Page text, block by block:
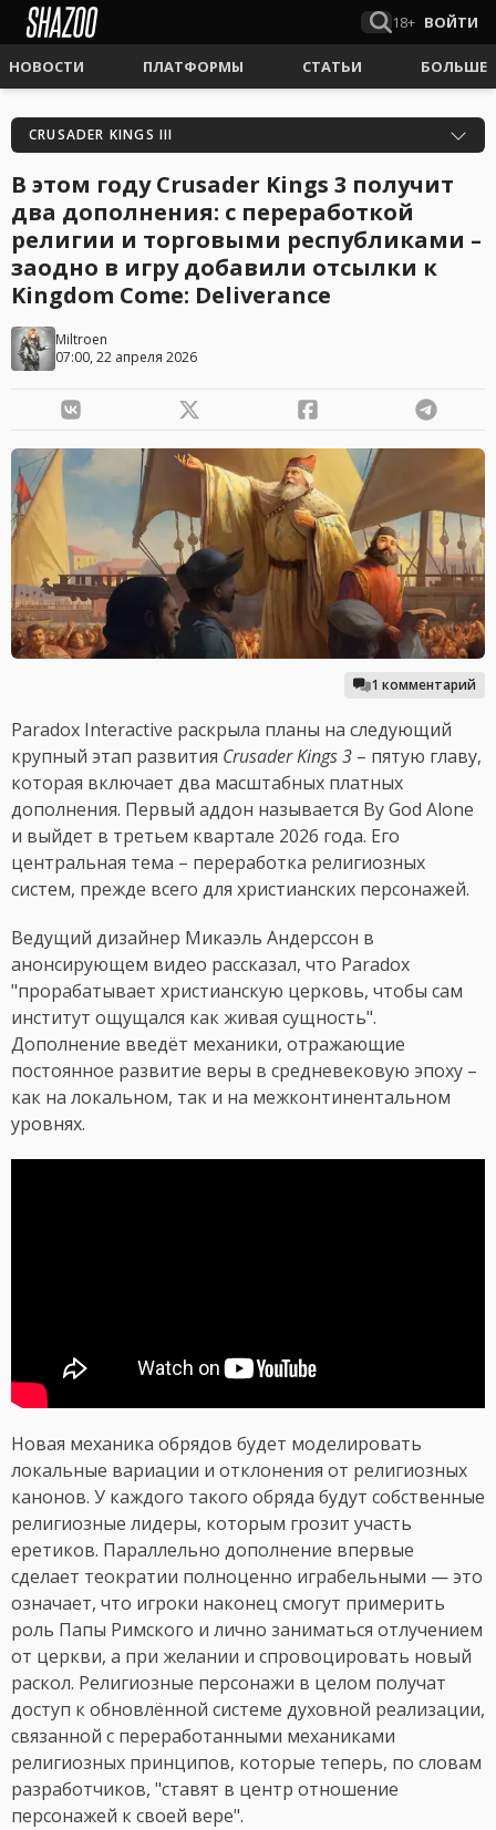
18+ ВОЙТИ
НОВОСТИ ПЛАТФОРМЫ СТАТЬИ БОЛЬШЕ
CRUSADER KINGS III
В этом году Crusader Kings 3 получит
два дополнения: с переработкой
религии и торговыми республиками –
заодно в игру добавили отсылки к
Kingdom Come: Deliverance
Miltroen
07:00, 22 апреля 2026
1 комментарий
Paradox Interactive раскрыла планы на следующий
крупный этап развития Crusader Kings 3 – пятую главу,
которая включает два масштабных платных
дополнения. Первый аддон называется By God Alone
и выйдет в третьем квартале 2026 года. Его
центральная тема – переработка религиозных
систем, прежде всего для христианских персонажей.
Ведущий дизайнер Микаэль Андерссон в
анонсирующем видео рассказал, что Paradox
"прорабатывает христианскую церковь, чтобы сам
институт ощущался как живая сущность".
Дополнение введёт механики, отражающие
постоянное развитие веры в средневековую эпоху –
как на локальном, так и на межконтинентальном
уровнях.
Новая механика обрядов будет моделировать
локальные вариации и отклонения от религиозных
канонов. У каждого такого обряда будут собственные
религиозные лидеры, которым грозит участь
еретиков. Параллельно дополнение впервые
сделает теократии полноценно играбельными — это
означает, что игроки наконец смогут примерить
роль Папы Римского и лично заниматься отлучением
от церкви, а при желании и спровоцировать новый
раскол. Религиозные персонажи в целом получат
доступ к обновлённой системе духовной реализации,
связанной с переработанными механиками
религиозных принципов, которые теперь, по словам
разработчиков, "ставят в центр отношение
персонажей к своей вере".